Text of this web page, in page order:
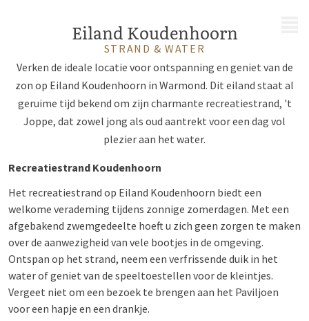
Eiland Koudenhoorn
STRAND & WATER
Verken de ideale locatie voor ontspanning en geniet van de
zon op Eiland Koudenhoorn in Warmond. Dit eiland staat al
geruime tijd bekend om zijn charmante recreatiestrand, 't
Joppe, dat zowel jong als oud aantrekt voor een dag vol
plezier aan het water.
Recreatiestrand Koudenhoorn
Het recreatiestrand op Eiland Koudenhoorn biedt een
welkome verademing tijdens zonnige zomerdagen. Met een
afgebakend zwemgedeelte hoeft u zich geen zorgen te maken
over de aanwezigheid van vele bootjes in de omgeving.
Ontspan op het strand, neem een verfrissende duik in het
water of geniet van de speeltoestellen voor de kleintjes.
Vergeet niet om een bezoek te brengen aan het Paviljoen
voor een hapje en een drankje.